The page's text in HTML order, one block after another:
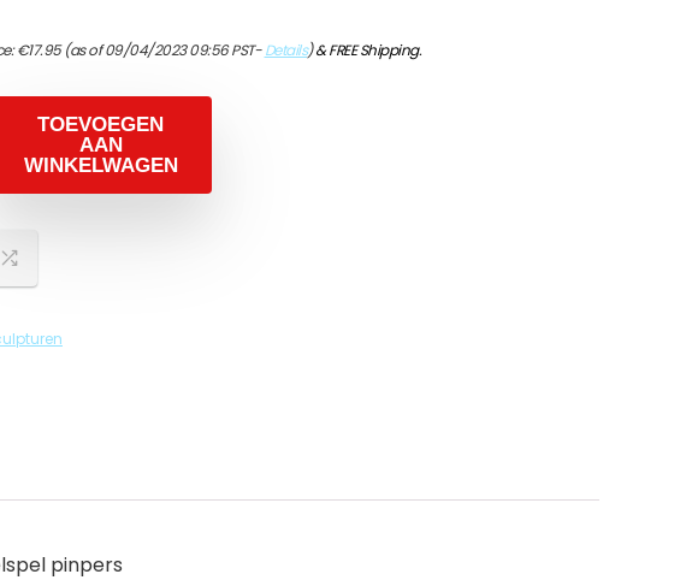
€17.95(as of 09/04/2023 09:56 PST-Details)&FREE Shipping.
TOEVOEGEN
AAN
WINKELWAGEN
pinpers